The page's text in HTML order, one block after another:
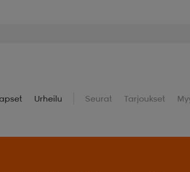
Urheilu Seurat Tarjoukset